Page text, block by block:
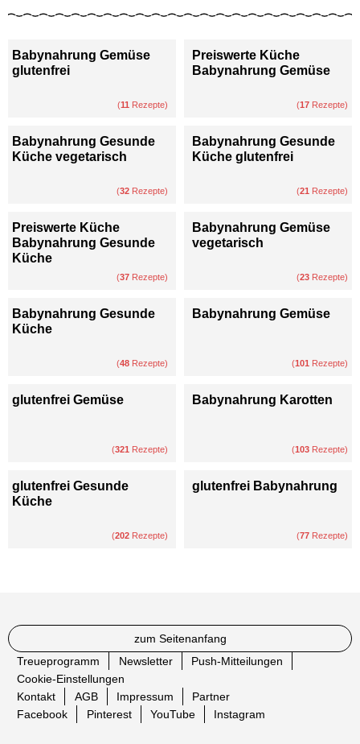
Babynahrung Gemüse
glutenfrei
(11 Rezepte)
Preiswerte Küche
Babynahrung Gemüse
(17 Rezepte)
Babynahrung Gesunde
Küche vegetarisch
(32 Rezepte)
Babynahrung Gesunde
Küche glutenfrei
(21 Rezepte)
Preiswerte Küche
Babynahrung Gesunde
Küche
(37 Rezepte)
Babynahrung Gemüse
vegetarisch
(23 Rezepte)
Babynahrung Gesunde
Küche
(48 Rezepte)
Babynahrung Gemüse
(101 Rezepte)
glutenfrei Gemüse
(321 Rezepte)
Babynahrung Karotten
(103 Rezepte)
glutenfrei Gesunde
Küche
(202 Rezepte)
glutenfrei Babynahrung
(77 Rezepte)
zum Seitenanfang
Treueprogramm
Newsletter
Push-Mitteilungen
Cookie-Einstellungen
Kontakt
AGB Impressum
Partner
Facebook
Pinterest YouTube Instagram